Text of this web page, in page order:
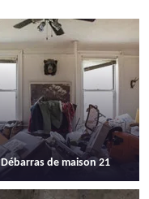
Débarras de maison 21